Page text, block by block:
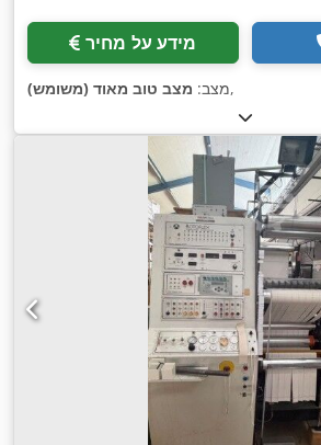
מידע על מחיר
מצב: מצב טוב מאוד (משומש) ,